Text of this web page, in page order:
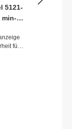
5121-
min-
·
für
für
mit